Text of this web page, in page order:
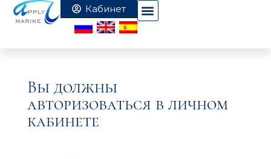
Вы должны
авторизоваться в личном
кабинете